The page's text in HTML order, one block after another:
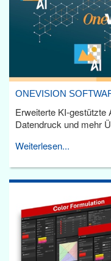
ONEVISION
Erweiterte KI-gestützte
Datendruck und mehr
Weiterlesen...